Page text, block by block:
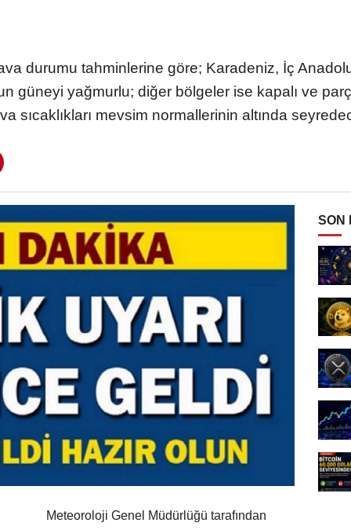
durumu tahminlerine göre; Karadeniz, İç
güneyi yağmurlu; diğer bölgeler ise kapalı ve
sıcaklıkları mevsim normallerinin altında
Meteoroloji Genel Müdürlüğü tarafından
SON